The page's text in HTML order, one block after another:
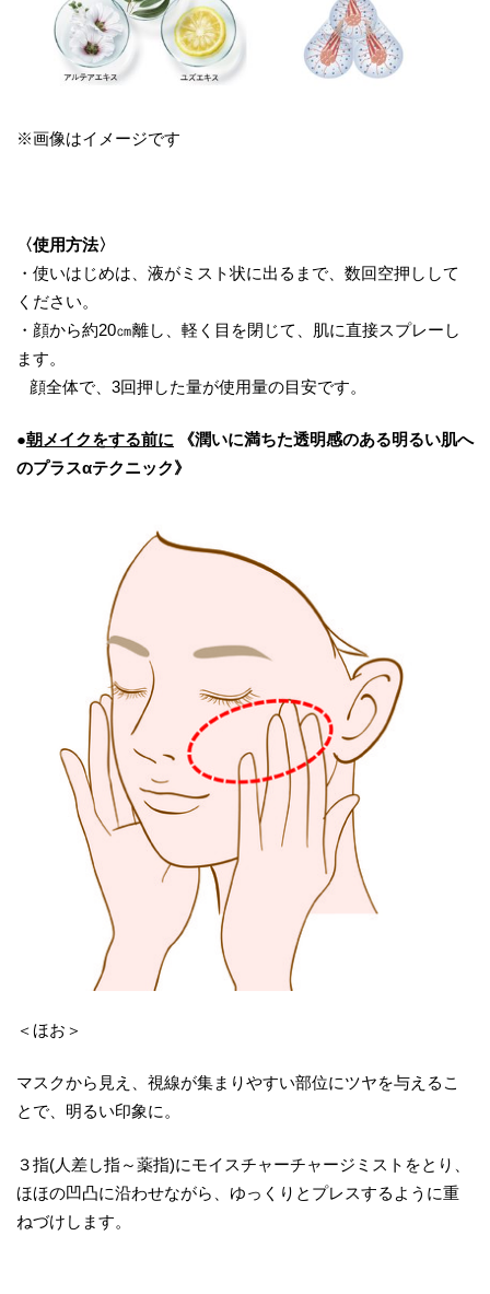
※画像はイメージです
〈使用方法〉
・使いはじめは、液がミスト状に出るまで、数回空押しして
ください。
・顔から約20㎝離し、軽く目を閉じて、肌に直接スプレーし
ます。
顔全体で、3回押した量が使用量の目安です。
●朝メイクをする前に 《潤いに満ちた透明感のある明るい肌へ
のプラスαテクニック》
＜ほお＞
マスクから見え、視線が集まりやすい部位にツヤを与えるこ
とで、明るい印象に。
３指(人差し指～薬指)にモイスチャーチャージミストをとり、
ほほの凹凸に沿わせながら、ゆっくりとプレスするように重
ねづけします。